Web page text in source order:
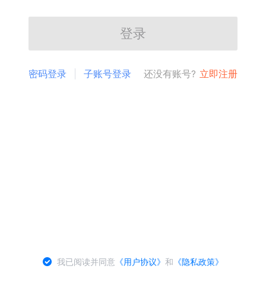
登录
密码登录 子账号登录 还没有账号? 立即注册
我已阅读并同意 《用户协议》和 《隐私政策》